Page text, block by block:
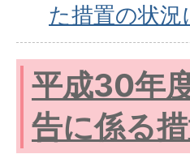
た措置の状況
平成30年
告に係る